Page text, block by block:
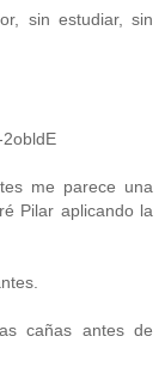
sin estudiar, sin
me parece una
Pilar aplicando la
cañas antes de